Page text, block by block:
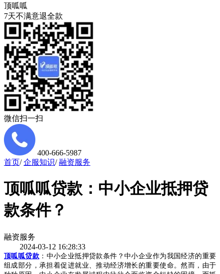
顶呱呱
7天不满意退全款
微信扫一扫
400-666-5987
首页/企服知识/融资服务
顶呱呱贷款：中小企业抵押贷
款条件？
融资服务
2024-03-12 16:28:33
顶呱呱贷款 ： 中小企业抵押贷款条件？中小企业作为我国经济的重要
组成部分，承担着促进就业、推动经济增长的重要使命。然而，由于